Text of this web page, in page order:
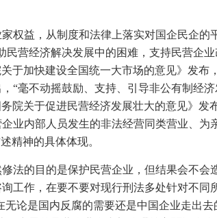
权益，从制度和法律上落实对国企民企的
营经济解决发展中的困难，支持民营企
于加快建设全国统一大市场的意见》发
“毫不动摇鼓励、支持、引导非公有制经
院关于促进民营经济发展壮大的意见》
业内部人员发生的非法经营同类营业、
精神的具体体现。
法的目的是保护民营企业，但结果会不
工作，在要不要对现行刑法多处针对不同
论是国内反腐的需要还是中国企业走出